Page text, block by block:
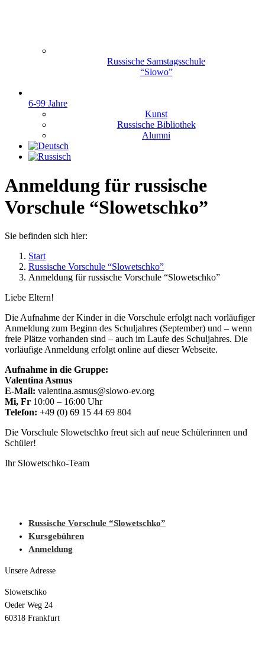
Russische Samstagsschule
“Slowo”
6-99 Jahre
Kunst
Russische Bibliothek
Alumni
Anmeldung für russische
Vorschule “Slowetschko”
Sie befinden sich hier:
Start
Russische Vorschule “Slowetschko”
Anmeldung für russische Vorschule “Slowetschko”
Liebe Eltern!
Die Aufnahme der Kinder in die Vorschule erfolgt nach vorläufiger
Anmeldung zum Beginn des Schuljahres (September) und – wenn
freie Plätze vorhanden sind – auch im Laufe des Schuljahres. Die
vorläufige Anmeldung erfolgt online auf dieser Webseite.
Aufnahme in die Gruppe:
Valentina Asmus
E-Mail: valentina.asmus@slowo-ev.org
Mi, Fr 10:00 – 16:00 Uhr
Telefon: +49 (0) 69 15 44 69 804
Die Vorschule Slowetschko freut sich auf neue Schülerinnen und
Schüler!
Ihr Slowetschko-Team
Russische Vorschule “Slowetschko”
Kursgebühren
Anmeldung
Unsere Adresse
Slowetschko
Oeder Weg 24
60318 Frankfurt